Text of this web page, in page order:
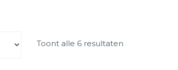
Toont alle 6 resultaten